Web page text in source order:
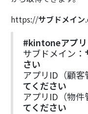
https://サブドメイン
#kintoneアプリ
サブドメイン：
さい
アプリID（顧客
てください
アプリID（物件
てください